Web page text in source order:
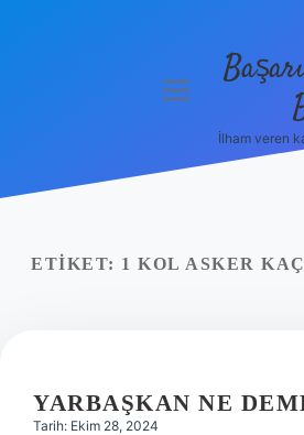
menüyü
İlham veren
ETIKET: 1 KOL ASKER
YARBAŞKAN NE
Tarih: Ekim 28, 2024